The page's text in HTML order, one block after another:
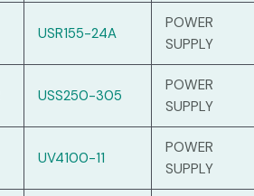
USR155-24A
POWER
SUPPLY
USS250-305
POWER
SUPPLY
UV4100-11
POWER
SUPPLY